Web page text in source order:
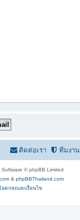
ทีมงาน
ติดต่อเรา
Software © phpBB Limited
& phpBBThailand.com
อตกลงและเงื่อนไข